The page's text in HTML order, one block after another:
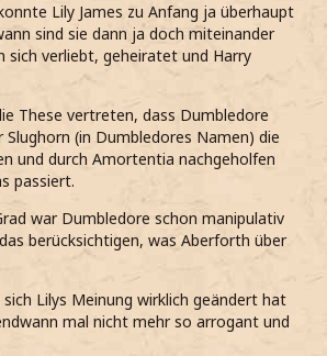
Lily James zu Anfang ja überhaupt
sind sie dann ja doch miteinander
sich verliebt, geheiratet und Harry
These vertreten, dass Dumbledore
(in Dumbledores Namen) die
und durch Amortentia nachgeholfen
passiert.
war Dumbledore schon manipulativ
berücksichtigen, was Aberforth über
Lilys Meinung wirklich geändert hat
mal nicht mehr so arrogant und